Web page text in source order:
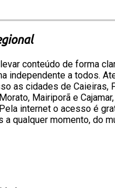
conteúdo de forma
independente a todos.
as cidades de Caieiras,
Mairiporã e
internet o acesso é
qualquer momento, do